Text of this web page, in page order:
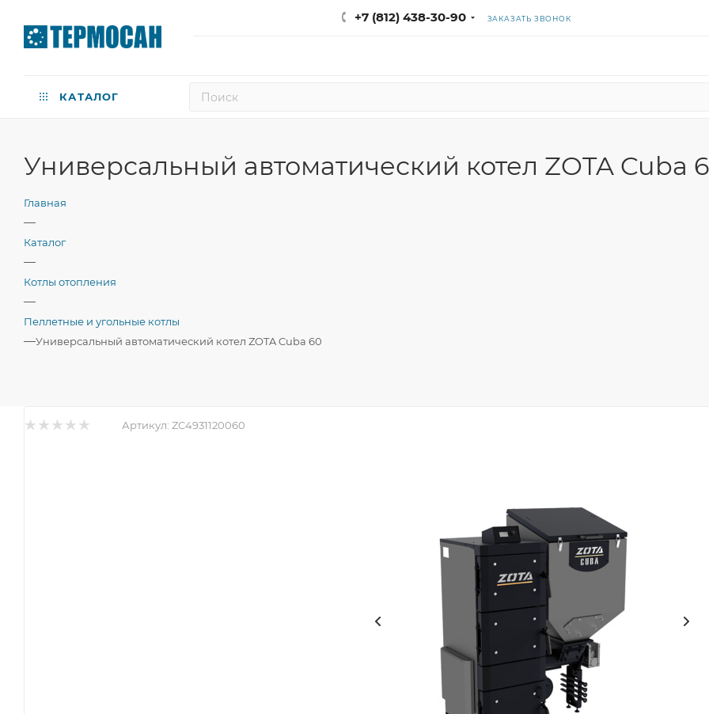
+7 (812) 438-30-90 ЗАКАЗАТЬ ЗВОНОК
КАТАЛОГ
Универсальный автоматический котел ZOTA Cuba
Главная
—
Каталог
—
Котлы отопления
—
Пеллетные и угольные котлы
—Универсальный автоматический котел ZOTA Cuba 60
Артикул: ZC4931120060